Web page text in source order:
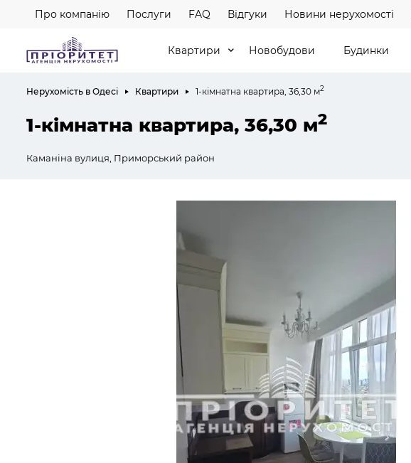
Про компанію Послуги FAQ Відгуки Новини нерухомості
Квартири Новобудови Будинки
Нерухомість в Одесі Квартири 1-кімнатна квартира, 36,30 м2
1-кімнатна квартира, 36,30 м2
Каманіна вулиця, Приморський район